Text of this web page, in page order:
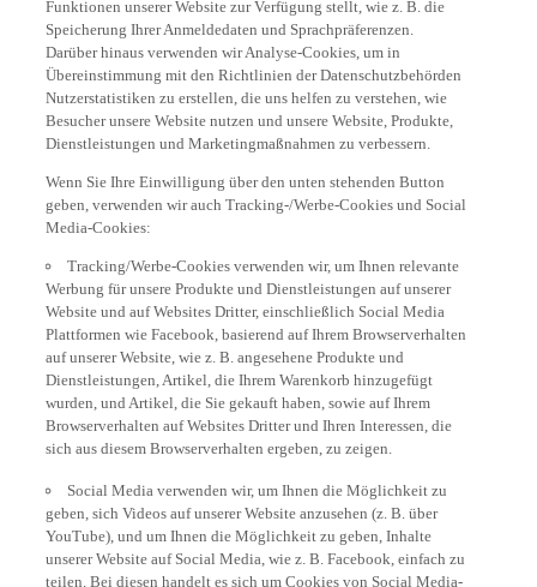
Speicherung Ihrer Anmeldedaten und Sprachpräferenzen.
Darüber hinaus verwenden wir Analyse-Cookies, um in
Übereinstimmung mit den Richtlinien der Datenschutzbehörden
Nutzerstatistiken zu erstellen, die uns helfen zu verstehen, wie
Besucher unsere Website nutzen und unsere Website, Produkte,
Dienstleistungen und Marketingmaßnahmen zu verbessern.
Wenn Sie Ihre Einwilligung über den unten stehenden Button
geben, verwenden wir auch Tracking-/Werbe-Cookies und Social
Media-Cookies:
Tracking/Werbe-Cookies verwenden wir, um Ihnen relevante
Werbung für unsere Produkte und Dienstleistungen auf unserer
Website und auf Websites Dritter, einschließlich Social Media
Plattformen wie Facebook, basierend auf Ihrem Browserverhalten
auf unserer Website, wie z. B. angesehene Produkte und
Dienstleistungen, Artikel, die Ihrem Warenkorb hinzugefügt
wurden, und Artikel, die Sie gekauft haben, sowie auf Ihrem
Browserverhalten auf Websites Dritter und Ihren Interessen, die
sich aus diesem Browserverhalten ergeben, zu zeigen.
Social Media verwenden wir, um Ihnen die Möglichkeit zu
geben, sich Videos auf unserer Website anzusehen (z. B. über
YouTube), und um Ihnen die Möglichkeit zu geben, Inhalte
unserer Website auf Social Media, wie z. B. Facebook, einfach zu
teilen. Bei diesen handelt es sich um Cookies von Social Media-